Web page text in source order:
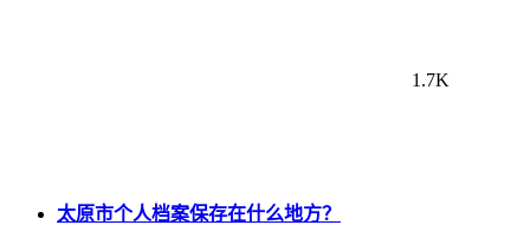
1.7K
太原市个人档案保存在什么地方？